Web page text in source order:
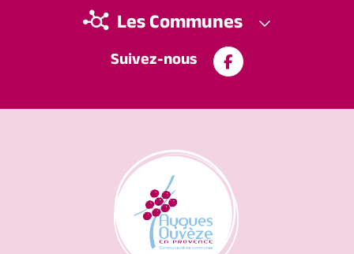
Suivez-nous
Les Communes